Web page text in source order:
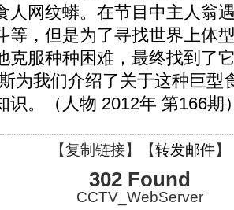
人网纹蟒。在节目中主人翁
等，但是为了寻找世界上体
克服种种困难，最终找到了
为我们介绍了关于这种巨型
识。（人物 2012年 第166期
【复制链接】【转发邮件】
302 Found
CCTV_WebServer